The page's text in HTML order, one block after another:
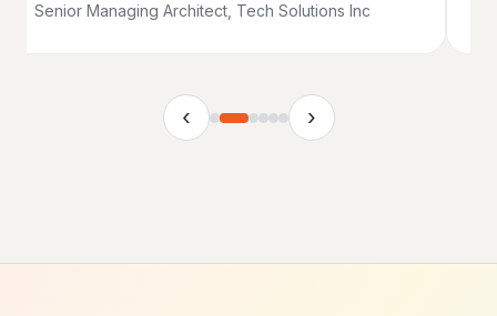
Senior Managing Architect, Tech Solutions Inc
‹ ›